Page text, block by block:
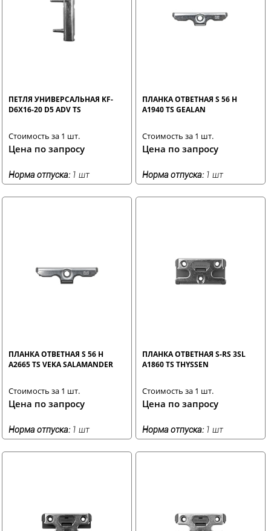
ПЕТЛЯ УНИВЕРСАЛЬНАЯ KF-
D6X16-20 D5 ADV TS
Стоимость за 1 шт.
Цена по запросу
Норма отпуска: 1 шт
ПЛАНКА ОТВЕТНАЯ S 56 H
A1940 TS GEALAN
Стоимость за 1 шт.
Цена по запросу
Норма отпуска: 1 шт
ПЛАНКА ОТВЕТНАЯ S 56 H
A2665 TS VEKA SALAMANDER
Стоимость за 1 шт.
Цена по запросу
Норма отпуска: 1 шт
ПЛАНКА ОТВЕТНАЯ S-RS 3SL
A1860 TS THYSSEN
Стоимость за 1 шт.
Цена по запросу
Норма отпуска: 1 шт